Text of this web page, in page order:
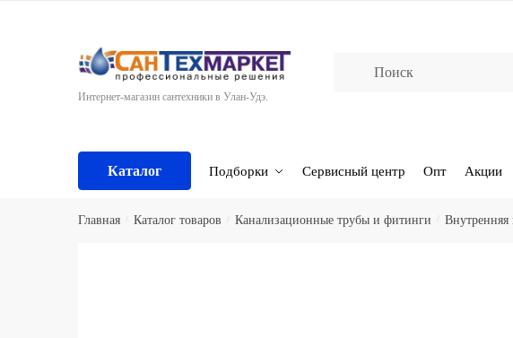
Интернет-магазин сантехники в Улан-Удэ.
Каталог Подборки Сервисный центр Опт Акции
Главная Каталог товаров Канализационные трубы и фитинги Внутренняя